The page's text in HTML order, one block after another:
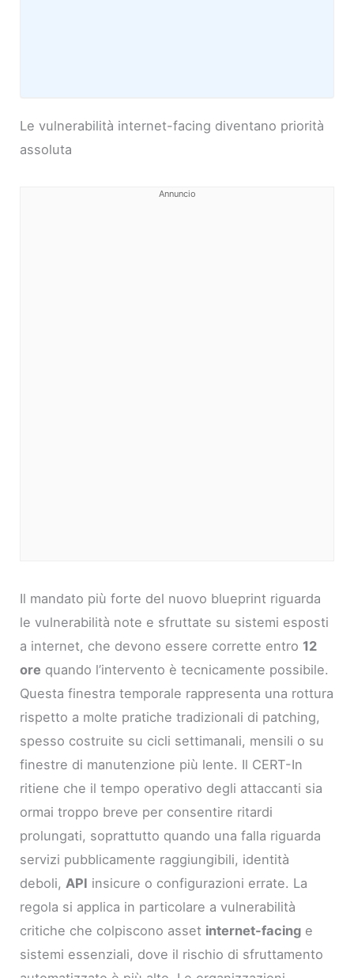
Le vulnerabilità internet-facing diventano priorità
assoluta
Annuncio
Il mandato più forte del nuovo blueprint riguarda
le vulnerabilità note e sfruttate su sistemi esposti
a internet, che devono essere corrette entro 12
ore quando l’intervento è tecnicamente possibile.
Questa finestra temporale rappresenta una rottura
rispetto a molte pratiche tradizionali di patching,
spesso costruite su cicli settimanali, mensili o su
finestre di manutenzione più lente. Il CERT-In
ritiene che il tempo operativo degli attaccanti sia
ormai troppo breve per consentire ritardi
prolungati, soprattutto quando una falla riguarda
servizi pubblicamente raggiungibili, identità
deboli,API insicure o configurazioni errate. La
regola si applica in particolare a vulnerabilità
critiche che colpiscono asset internet-facing e
sistemi essenziali, dove il rischio di sfruttamento